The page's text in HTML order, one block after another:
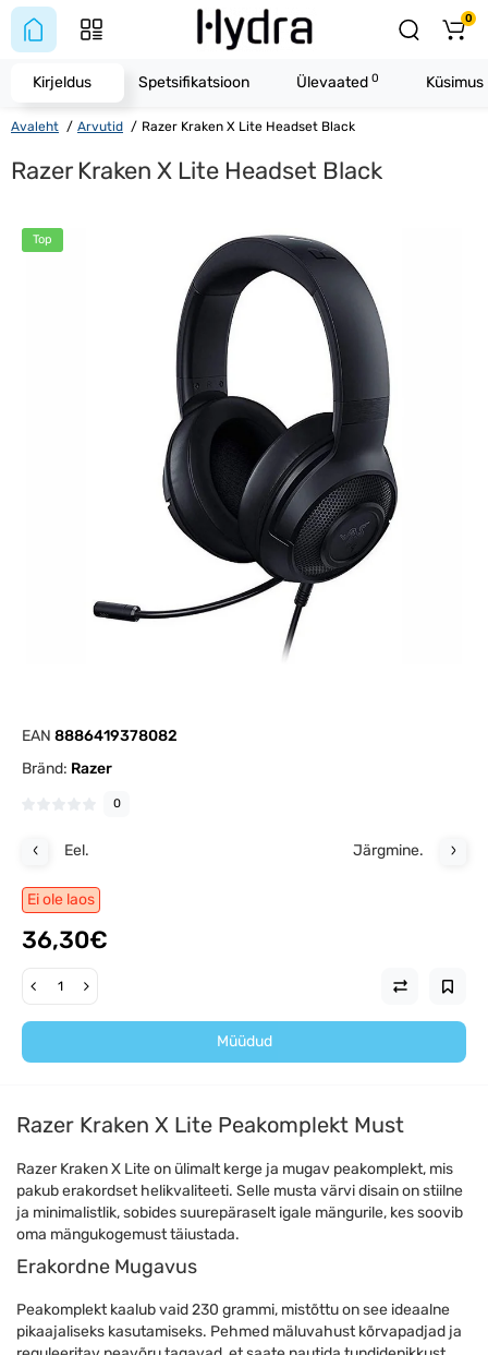
0
Avaleht Arvutid Razer Kraken X Lite Headset Black
Razer Kraken X Lite Headset Black
Top
EAN 8886419378082
Bränd: Razer
0
Eel. Järgmine.
Ei ole laos
36,30€
Müüdud
Kirjeldus Spetsifikatsioon Ülevaated 0
Razer Kraken X Lite Peakomplekt Must
Razer Kraken X Lite on ülimalt kerge ja mugav peakomplekt, mis
pakub erakordset helikvaliteeti. Selle musta värvi disain on stiilne
ja minimalistlik, sobides suurepäraselt igale mängurile, kes soovib
oma mängukogemust täiustada.
Erakordne Mugavus
Peakomplekt kaalub vaid 230 grammi, mistõttu on see ideaalne
pikaajaliseks kasutamiseks. Pehmed mäluvahust kõrvapadjad ja